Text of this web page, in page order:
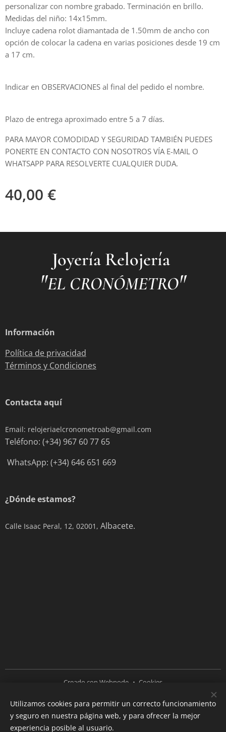
personalizar con nombre grabado. Terminación en brillo.
Medidas del niño: 14x15mm.
Incluye cadena rolot diamantada de 1.50mm de ancho con
opción de colocar la cadena en varias posiciones desde 19 cm
a 17 cm.
Indicar en OBSERVACIONES al final del pedido el nombre.
Plazo de entrega aproximado entre 5 a 7 días.
PARA MAYOR COMODIDAD Y SEGURIDAD TAMBIÉN PUEDES
PONERTE EN CONTACTO CON NOSOTROS VÍA E-MAIL O
WHATSAPP PARA RESOLVERTE CUALQUIER DUDA.
40,00 €
Joyería Relojería
"EL CRONÓMETRO"
Información
Política de privacidad
Términos y Condiciones
Contacta aquí
Email: relojeriaelcronometroab@gmail.com
Teléfono: (+34) 967 60 77 65
WhatsApp: (+34) 646 651 669
¿Dónde estamos?
Calle Isaac Peral, 12, 02001, Albacete.
Creado con Webnode Cookies
Idiomas
Español
English
Utilizamos cookies para permitir un correcto funcionamiento
y seguro en nuestra página web, y para ofrecer la mejor
experiencia posible al usuario.